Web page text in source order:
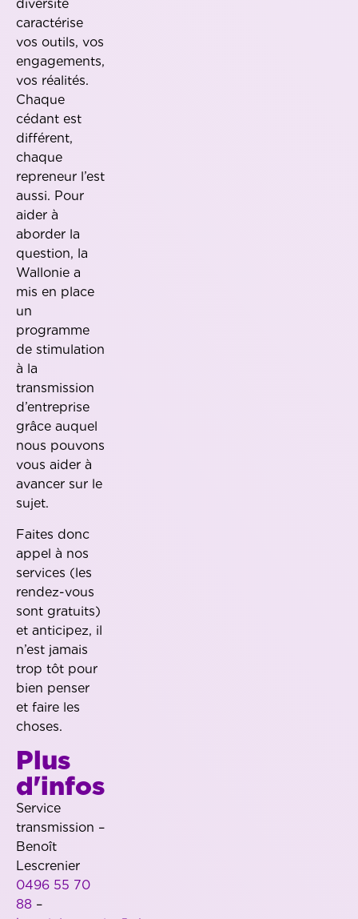
diversité
caractérise
vos outils, vos
engagements,
vos réalités.
Chaque
cédant est
différent,
chaque
repreneur l’est
aussi. Pour
aider à
aborder la
question, la
Wallonie a
mis en place
un
programme
de stimulation
à la
transmission
d’entreprise
grâce auquel
nous pouvons
vous aider à
avancer sur le
sujet.
Faites donc
appel à nos
services (les
rendez-vous
sont gratuits)
et anticipez, il
n’est jamais
trop tôt pour
bien penser
et faire les
choses.
Plus
d'infos
Service
transmission –
Benoît
Lescrenier
0496 55 70
88 –